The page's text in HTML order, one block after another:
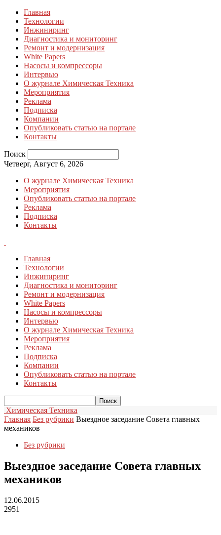
Главная
Технологии
Инжиниринг
Диагностика и мониторинг
Ремонт и модернизация
White Papers
Насосы и компрессоры
Интервью
О журнале Химическая Техника
Мероприятия
Реклама
Подписка
Компании
Опубликовать статью на портале
Контакты
Поиск
Четверг, Август 6, 2026
О журнале Химическая Техника
Мероприятия
Опубликовать статью на портале
Реклама
Подписка
Контакты
Главная
Технологии
Инжиниринг
Диагностика и мониторинг
Ремонт и модернизация
White Papers
Насосы и компрессоры
Интервью
О журнале Химическая Техника
Мероприятия
Реклама
Подписка
Компании
Опубликовать статью на портале
Контакты
Химическая Техника
Главная Без рубрики Выездное заседание Совета главных
механиков
Без рубрики
Выездное заседание Совета главных
механиков
12.06.2015
2951